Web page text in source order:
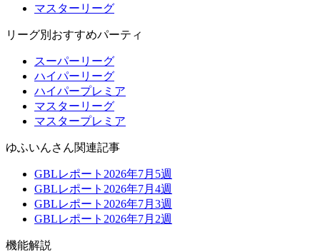
マスターリーグ
リーグ別おすすめパーティ
スーパーリーグ
ハイパーリーグ
ハイパープレミア
マスターリーグ
マスタープレミア
ゆふいんさん関連記事
GBLレポート2026年7月5週
GBLレポート2026年7月4週
GBLレポート2026年7月3週
GBLレポート2026年7月2週
機能解説